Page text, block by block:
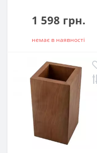
1 598 грн.
немає в наявностi